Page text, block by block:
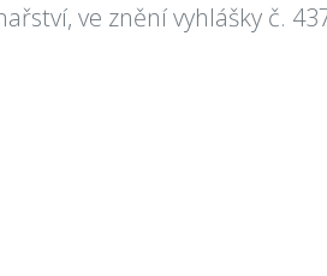
ve znění vyhlášky č.